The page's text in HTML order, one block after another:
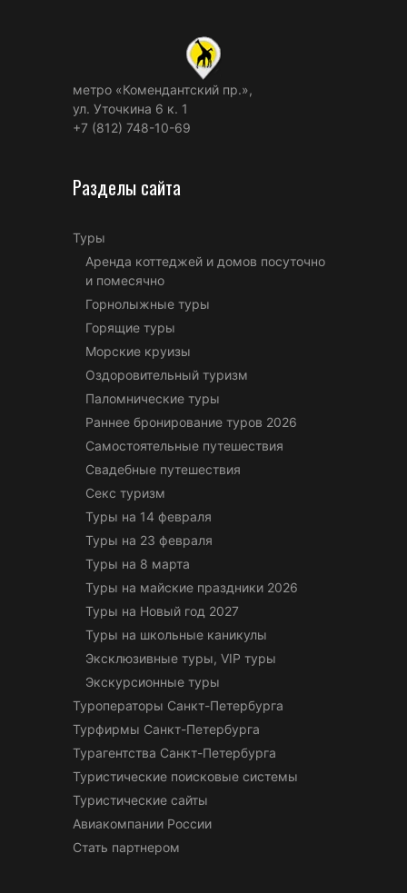
метро «Комендантский пр.»,
ул. Уточкина 6 к. 1
+7 (812) 748-10-69
Разделы сайта
Туры
Аренда коттеджей и домов посуточно
и помесячно
Горнолыжные туры
Горящие туры
Морские круизы
Оздоровительный туризм
Паломнические туры
Раннее бронирование туров 2026
Самостоятельные путешествия
Свадебные путешествия
Секс туризм
Туры на 14 февраля
Туры на 23 февраля
Туры на 8 марта
Туры на майские праздники 2026
Туры на Новый год 2027
Туры на школьные каникулы
Эксклюзивные туры, VIP туры
Экскурсионные туры
Туроператоры Санкт-Петербурга
Турфирмы Санкт-Петербурга
Турагентства Санкт-Петербурга
Туристические поисковые системы
Туристические сайты
Авиакомпании России
Стать партнером